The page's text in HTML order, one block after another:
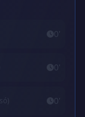
0'
0'
0'